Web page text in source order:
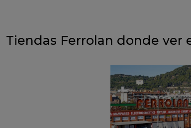
Tiendas Ferrolan donde ver